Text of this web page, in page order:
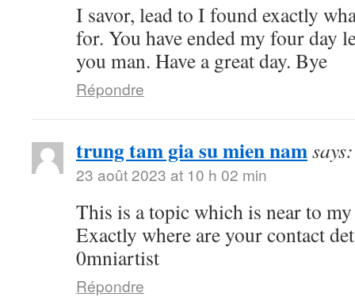
I savor, lead to I found exactly
for. You have ended my four day
you man. Have a great day. Bye
Répondre
trung tam gia su mien namsays:
23 août 2023 at 10 h 02 min
This is a topic which is near to
Exactly where are your contact
0mniartist
Répondre